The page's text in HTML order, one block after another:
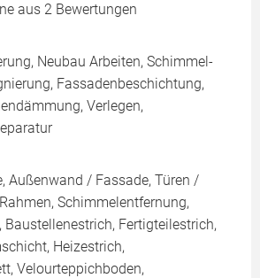
aus 2 Bewertungen
Neubau Arbeiten, Schimmel-
Fassadenbeschichtung,
Verlegen,
Außenwand / Fassade, Türen /
Schimmelentfernung,
Baustellenestrich, Fertigteilestrich,
Heizestrich,
Velourteppichboden,